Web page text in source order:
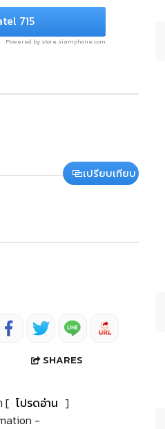
715
Powered by store.siamphone.com
เปรียบเทียบ
SHARES
[ โปรดอ่าน ]
-